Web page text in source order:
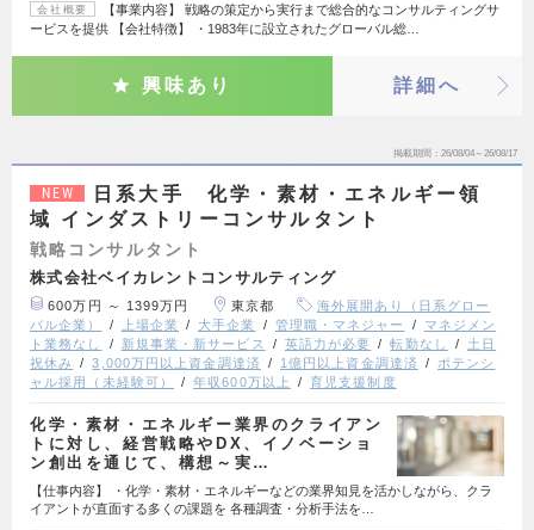
会社概要
【事業内容】 戦略の策定から実行まで総合的なコンサルティングサ
ービスを提供 【会社特徴】 ・1983年に設立されたグローバル総…
興味あり 詳細へ
掲載期間 26/08/04～26/08/17
NEW
日系大手 化学・素材・エネルギー領
域 インダストリーコンサルタント
戦略コンサルタント
株式会社ベイカレントコンサルティング
600万円 ～ 1399万円 東京都
海外展開あり（日系グロー
バル企業）
上場企業 大手企業 管理職・マネジャー
マネジメン
ト業務なし
新規事業・新サービス 英語力が必要 転勤なし
土日
祝休み
3,000万円以上資金調達済 1億円以上資金調達済
ポテンシ
ャル採用（未経験可）
年収600万以上 育児支援制度
化学・素材・エネルギー業界のクライアン
トに対し、経営戦略やDX、イノベーショ
ン創出を通じて、構想～実…
【仕事内容】 ・化学・素材・エネルギーなどの業界知見を活かしながら、クラ
イアントが直面する多くの課題を 各種調査・分析手法を…